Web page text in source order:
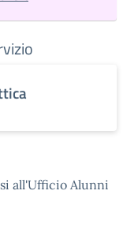
all'Ufficio Alunni